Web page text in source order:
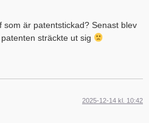
som är patentstickad? Senast blev
sträckte ut sig
2025-12-14 kl. 10:42